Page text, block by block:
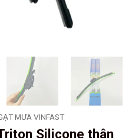
MƯA VINFAST
Silicone thân